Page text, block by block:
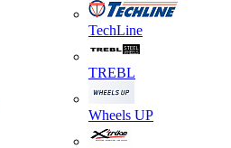
TechLine
TREBL
Wheels UP